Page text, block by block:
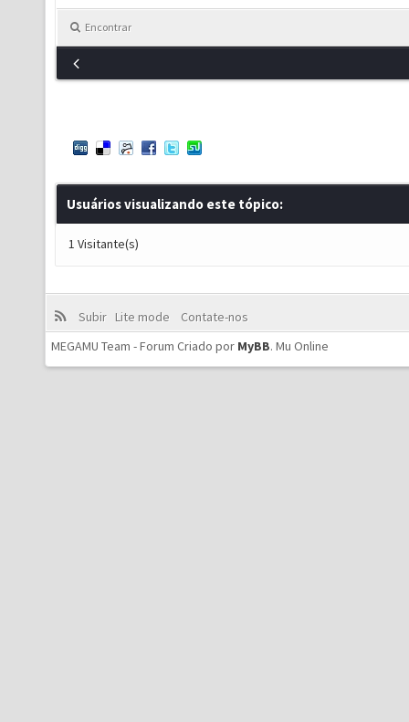
Encontrar
Usuários visualizando este tópico:
1 Visitante(s)
Subir Lite mode
Contate-nos
MEGAMU Team - Forum Criado por MyBB. Mu Online